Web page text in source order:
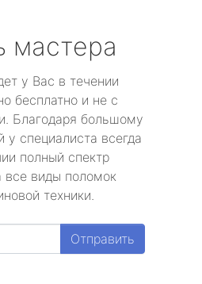
мастера
у Вас в течении
бесплатно и не с
Благодаря большому
у специалиста всегда
полный спектр
все виды поломок
техники.
Отправить